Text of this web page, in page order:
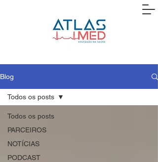
Blog
Todos os posts
PARCEIROS
NOTÍCIAS
PODCAST
Todos os posts